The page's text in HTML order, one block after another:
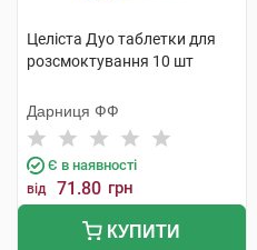
Целіста Дуо таблетки для
розсмоктування 10 шт
Дарниця ФФ
Є в наявності
від 71.80 грн
КУПИТИ